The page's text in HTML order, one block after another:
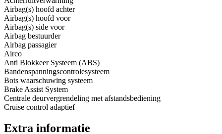
Airbag(s) hoofd achter
Airbag(s) hoofd voor
Airbag(s) side voor
Airbag bestuurder
Airbag passagier
Airco
Anti Blokkeer Systeem (ABS)
Bandenspanningscontrolesysteem
Bots waarschuwing systeem
Brake Assist System
Centrale deurvergrendeling met afstandsbediening
Cruise control adaptief
Extra informatie